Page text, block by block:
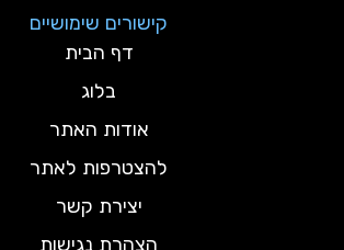
קישורים שימושיים
דף הבית
בלוג
אודות האתר
להצטרפות לאתר
יצירת קשר
הצהרת נגישות